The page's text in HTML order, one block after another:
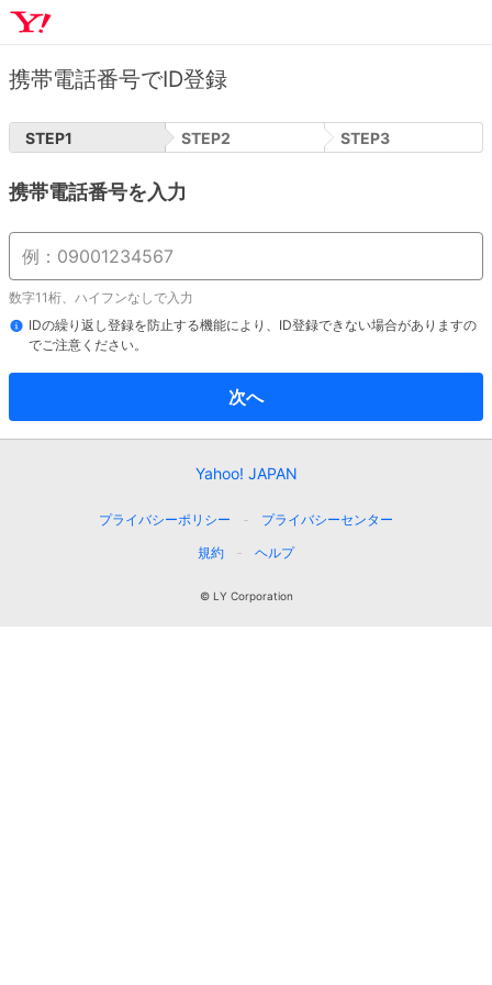
携帯電話番号でID登録
STEP1 STEP2 STEP3
携帯電話番号を入力
数字11桁、ハイフンなしで入力
IDの繰り返し登録を防止する機能により、ID登録できない場合がありますの
でご注意ください。
次へ
Yahoo! JAPAN
プライバシーポリシー
プライバシーセンター
規約
ヘルプ
© LY Corporation